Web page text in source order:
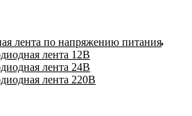
лента по напряжению питания
лента 12В
лента 24В
лента 220В